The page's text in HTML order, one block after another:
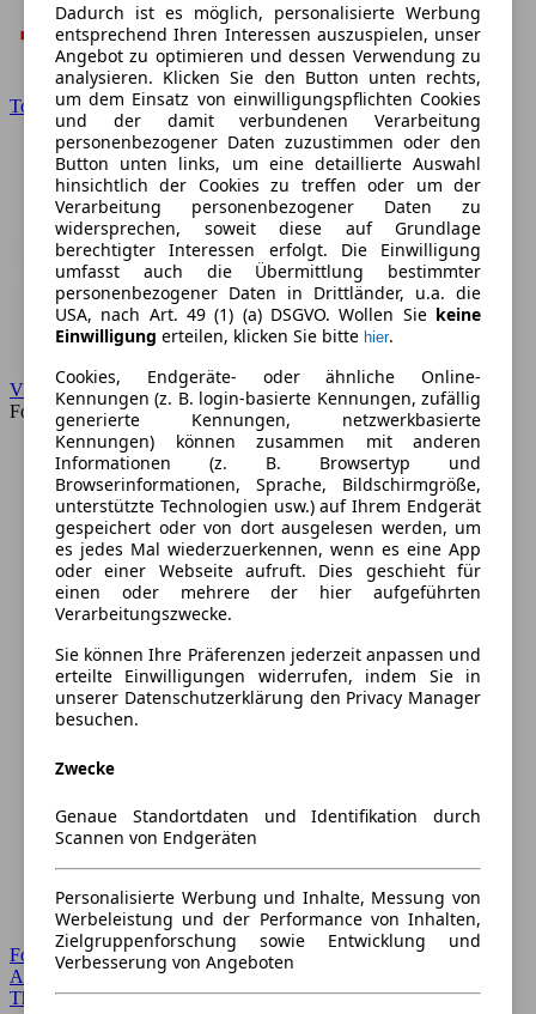
Toyota
VW
Forum
Forum Startseite
Alle Auto-Foren
Themen-Forum
Dadurch ist es möglich, personalisierte Werbung
entsprechend Ihren Interessen auszuspielen, unser
Angebot zu optimieren und dessen Verwendung zu
analysieren. Klicken Sie den Button unten rechts,
um dem Einsatz von einwilligungspflichten Cookies
und der damit verbundenen Verarbeitung
personenbezogener Daten zuzustimmen oder den
Button unten links, um eine detaillierte Auswahl
hinsichtlich der Cookies zu treffen oder um der
Verarbeitung personenbezogener Daten zu
widersprechen, soweit diese auf Grundlage
berechtigter Interessen erfolgt. Die Einwilligung
umfasst auch die Übermittlung bestimmter
personenbezogener Daten in Drittländer, u.a. die
USA, nach Art. 49 (1) (a) DSGVO. Wollen Sie keine
Einwilligung erteilen, klicken Sie bitte hier.
Cookies, Endgeräte- oder ähnliche Online-
Kennungen (z. B. login-basierte Kennungen, zufällig
generierte Kennungen, netzwerkbasierte
Kennungen) können zusammen mit anderen
Informationen (z. B. Browsertyp und
Browserinformationen, Sprache, Bildschirmgröße,
unterstützte Technologien usw.) auf Ihrem Endgerät
gespeichert oder von dort ausgelesen werden, um
es jedes Mal wiederzuerkennen, wenn es eine App
oder einer Webseite aufruft. Dies geschieht für
einen oder mehrere der hier aufgeführten
Verarbeitungszwecke.
Sie können Ihre Präferenzen jederzeit anpassen und
erteilte Einwilligungen widerrufen, indem Sie in
unserer Datenschutzerklärung den Privacy Manager
besuchen.
Zwecke
Genaue Standortdaten und Identifikation durch
Scannen von Endgeräten
Personalisierte Werbung und Inhalte, Messung von
Werbeleistung und der Performance von Inhalten,
Zielgruppenforschung sowie Entwicklung und
Verbesserung von Angeboten